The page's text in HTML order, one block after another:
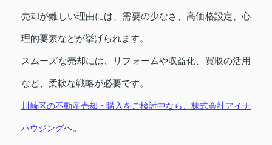
売却が難しい理由には、需要の少なさ、高価格設定、心
理的要素などが挙げられます。
スムーズな売却には、リフォームや収益化、買取の活用
など、柔軟な戦略が必要です。
川崎区の不動産売却・購入をご検討中なら、株式会社アイナ
ハウジングへ。